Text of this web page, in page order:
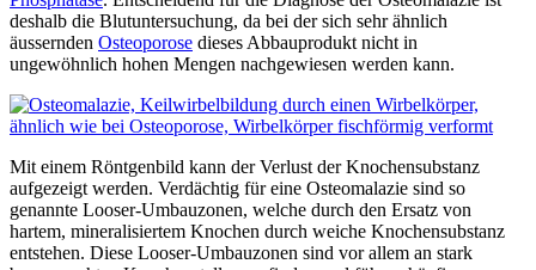
deshalb die Blutuntersuchung, da bei der sich sehr ähnlich
äussernden Osteoporose dieses Abbauprodukt nicht in
ungewöhnlich hohen Mengen nachgewiesen werden kann.
Mit einem Röntgenbild kann der Verlust der Knochensubstanz
aufgezeigt werden. Verdächtig für eine Osteomalazie sind so
genannte Looser-Umbauzonen, welche durch den Ersatz von
hartem, mineralisiertem Knochen durch weiche Knochensubstanz
entstehen. Diese Looser-Umbauzonen sind vor allem an stark